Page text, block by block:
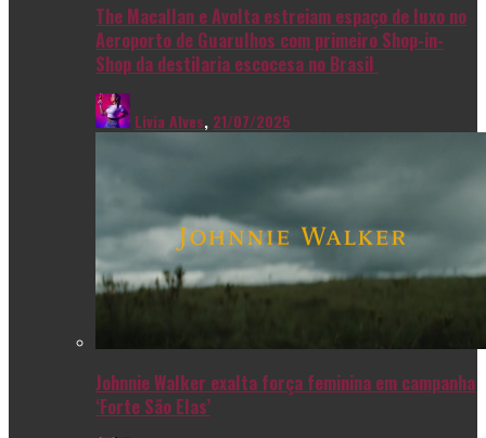
The Macallan e Avolta estreiam espaço de luxo no
Aeroporto de Guarulhos com primeiro Shop-in-
Shop da destilaria escocesa no Brasil
Livia Alves, 21/07/2025
Johnnie Walker exalta força feminina em campanha
‘Forte São Elas’